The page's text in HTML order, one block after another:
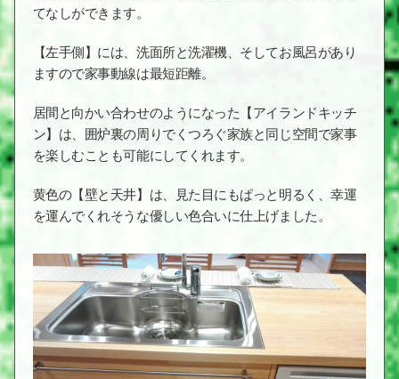
てなしができます。
【左手側】には、洗面所と洗濯機、そしてお風呂があり
ますので家事動線は最短距離。
居間と向かい合わせのようになった【アイランドキッチ
ン】は、囲炉裏の周りでくつろぐ家族と同じ空間で家事
を楽しむことも可能にしてくれます。
黄色の【壁と天井】は、見た目にもぱっと明るく、幸運
を運んでくれそうな優しい色合いに仕上げました。